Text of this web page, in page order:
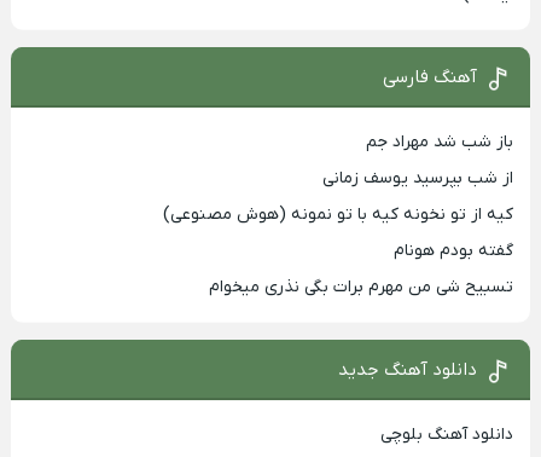
آهنگ فارسی
باز شب شد مهراد جم
از شب بپرسید یوسف زمانی
کیه از تو نخونه کیه با تو نمونه (هوش مصنوعی)
گفته بودم هونام
تسبیح شی من مهرم برات بگی نذری میخوام
دانلود آهنگ جدید
دانلود آهنگ بلوچی